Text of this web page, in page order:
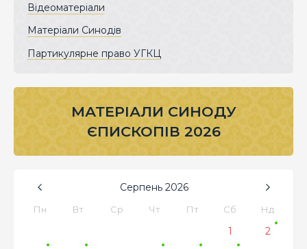
Відеоматеріали
Матеріали Синодів
Партикулярне право УГКЦ
МАТЕРІАЛИ СИНОДУ
ЄПИСКОПІВ 2026
Серпень 2026
Пн Вт Ср Чт Пт Сб Нд
1
2